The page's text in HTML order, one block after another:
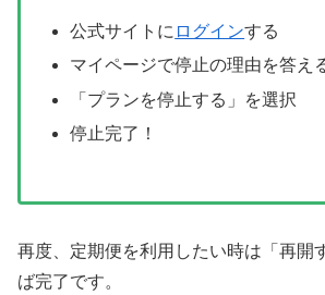
公式サイトに ログインする
マイページで停止の理由を答え
「プランを停止する」を選択
停止完了！
再度、定期便を利用したい時は「再開
ば完了です。